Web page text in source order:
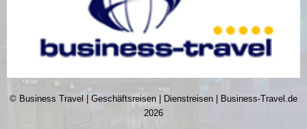
© Business Travel | Geschäftsreisen | Dienstreisen | Business-Travel.de
2026